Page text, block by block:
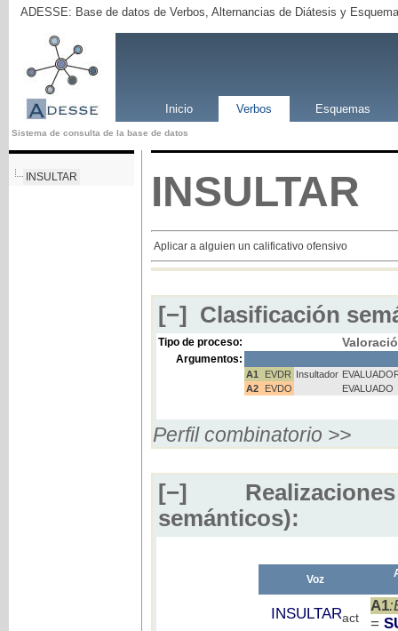
ADESSE: Base de datos de Verbos, Alternancias de Diátesis y
Inicio Verbos Esquemas
Sistema de consulta de la base de datos
INSULTAR INSULTAR
Aplicar a alguien un calificativo ofensivo
[−] Clasificación
Tipo de proceso:
Argumentos:
A1 EVDR Insultador
A2
EVDO EVALUADO
Perfil combinatorio >>
[−]
semánticos):
Voz
INSULTARact
A1
=